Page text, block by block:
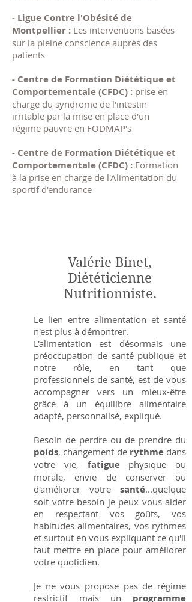
- Ligue Contre l'Obésité de
Montpellier : Les interventions basées
sur la pleine conscience auprès des
patients
- Centre de Formation Diététique et
Comportementale (CFDC) : prise en
charge du syndrome de l'intestin
irritable par la mise en place d'un
régime pauvre en FODMAP's
- Centre de Formation Diététique et
Comportementale (CFDC) : Formation
à la prise en charge de l'Alimentation du
sportif d'endurance
Valérie Binet,
Diététicienne
Nutritionniste.
Le lien entre alimentation et santé
n'est plus à démontrer.
L'alimentation est désormais une
préoccupation de santé publique et
notre rôle, en tant que
professionnels de santé, est de vous
accompagner vers un mieux-être
grâce à un équilibre alimentaire
adapté, personnalisé, expliqué.
Besoin de perdre ou de prendre du
poids, changement de rythme dans
votre vie, fatigue physique ou
morale, envie de conserver ou
d'améliorer votre santé...quelque
soit votre besoin je peux vous aider
en respectant vos goûts, vos
habitudes alimentaires, vos rythmes
et surtout en vous expliquant ce qu'il
faut mettre en place pour améliorer
votre quotidien.
Je ne vous propose pas de régime
restrictif mais un programme